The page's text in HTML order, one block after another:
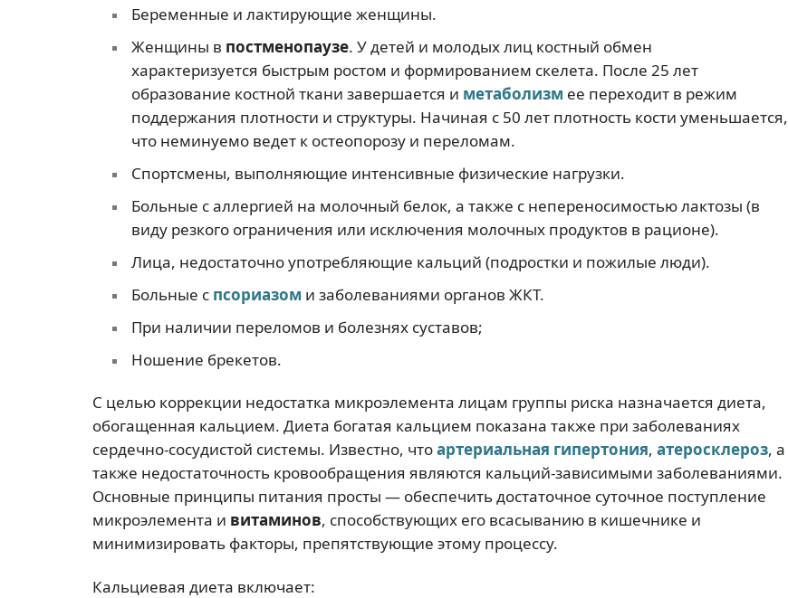
Беременные и лактирующие женщины.
Женщины в постменопаузе. У детей и молодых лиц костный обмен
характеризуется быстрым ростом и формированием скелета. После 25 лет
образование костной ткани завершается и метаболизм ее переходит в режим
поддержания плотности и структуры. Начиная с 50 лет плотность кости уменьшается,
что неминуемо ведет к остеопорозу и переломам.
Спортсмены, выполняющие интенсивные физические нагрузки.
Больные с аллергией на молочный белок, а также с непереносимостью лактозы (в
виду резкого ограничения или исключения молочных продуктов в рационе).
Лица, недостаточно употребляющие кальций (подростки и пожилые люди).
Больные с псориазом и заболеваниями органов ЖКТ.
При наличии переломов и болезнях суставов;
Ношение брекетов.
С целью коррекции недостатка микроэлемента лицам группы риска назначается диета,
обогащенная кальцием. Диета богатая кальцием показана также при заболеваниях
сердечно-сосудистой системы. Известно, чтоартериальная гипертония, атеросклероз, а
также недостаточность кровообращения являются кальций-зависимыми заболеваниями.
Основные принципы питания просты — обеспечить достаточное суточное поступление
микроэлемента и витаминов, способствующих его всасыванию в кишечнике и
минимизировать факторы, препятствующие этому процессу.
Кальциевая диета включает: